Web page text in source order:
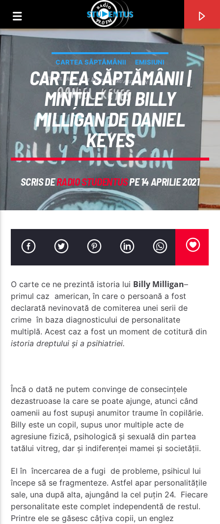
PIESA CURENTĂ
TITLU
ARTIST
Radio Studentus
CARTEA SĂPTĂMÂNII EMISIUNI
CARTEA SĂPTĂMÂNII |
MINȚILE LUI BILLY
MILLIGAN DE DANIEL
KEYES
SCRIS DERADIO STUDENTUSPE 14 APRILIE 2021
O carte ce ne prezintă istoria lui Billy Milligan–
primul caz american, în care o persoană a fost
declarată nevinovată de comiterea unei serii de
crime în baza diagnosticului de personalitate
multiplă. Acest caz a fost un moment de cotitură din
istoria dreptului și a psihiatriei.
Încă o dată ne putem convinge de consecințele
dezastruoase la care se poate ajunge, atunci când
oamenii au fost supuși anumitor traume în copilărie.
Billy este un copil, supus unor multiple acte de
agresiune fizică, psihologică și sexuală din partea
tatălui vitreg, dar și indiferenței mamei și societății.
El în încercarea de a fugi de probleme, psihicul lui
începe să se fragmenteze. Astfel apar personalitățile
sale, una după alta, ajungând la cel puțin 24. Fiecare
personalitate este complet independentă de restul.
Printre ele se găsesc câțiva copii, un englez